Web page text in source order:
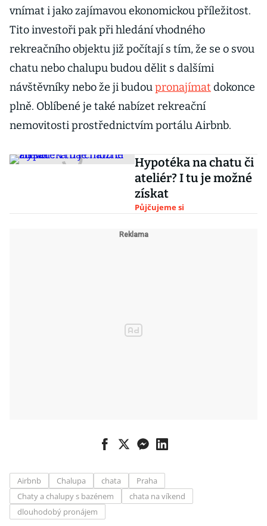
vnímat i jako zajímavou ekonomickou příležitost.
Tito investoři pak při hledání vhodného
rekreačního objektu již počítají s tím, že se o svou
chatu nebo chalupu budou dělit s dalšími
návštěvníky nebo že ji budoupronajímat dokonce
plně. Oblíbené je také nabízet rekreační
nemovitosti prostřednictvím portálu Airbnb.
Hypotéka na chatu či
ateliér? I tu je možné
získat
Půjčujeme si
Airbnb Chalupa chata
Praha
Chaty a chalupy s bazénem
chata na víkend
dlouhodobý pronájem